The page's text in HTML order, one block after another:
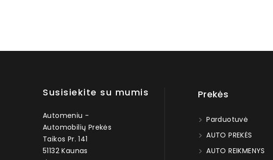
Susisiekite su mumis
Automeniu -
Automobilių Prekės
Taikos Pr. 141
51132 Kaunas
Prekės
Parduotuvė
AUTO PREKĖS
AUTO REIKMENYS